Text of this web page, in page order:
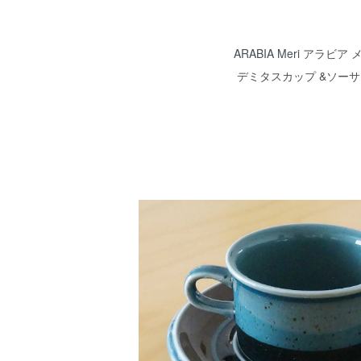
ARABIA Meri アラビア
デミタスカップ &ソー